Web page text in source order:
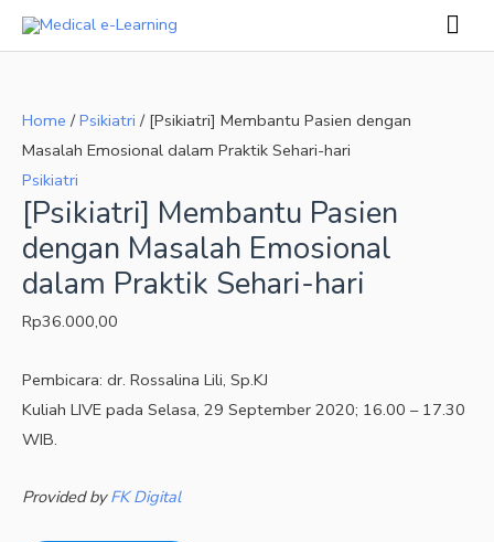
Skip
Home /Psikiatri / [Psikiatri] Membantu Pasien dengan
Masalah Emosional dalam Praktik Sehari-hari
Psikiatri
[Psikiatri] Membantu Pasien
dengan Masalah Emosional
dalam Praktik Sehari-hari
Rp36.000,00
Pembicara: dr. Rossalina Lili, Sp.KJ
Kuliah LIVE pada Selasa, 29 September 2020; 16.00 – 17.30
WIB.
Provided byFK Digital
Pasien
dengan
Masalah
Emosional
dalam
Praktik
hari